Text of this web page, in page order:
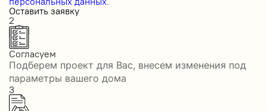
Оставить заявку
2
Согласуем
Подберем проект для Вас, внесем изменения под
параметры вашего дома
3